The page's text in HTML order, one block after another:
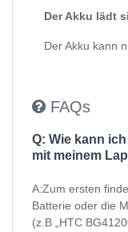
Der Akku lädt
Der Akku kann
FAQs
Q: Wie kann
mit meinem
A:Zum ersten
Batterie oder die
(z.B „HTC